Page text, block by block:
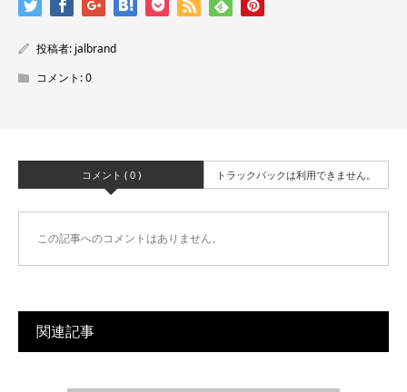
投稿者: jalbrand
コメント:0
コメント ( 0 ) トラックバックは利用できません。
この記事へのコメントはありません。
関連記事